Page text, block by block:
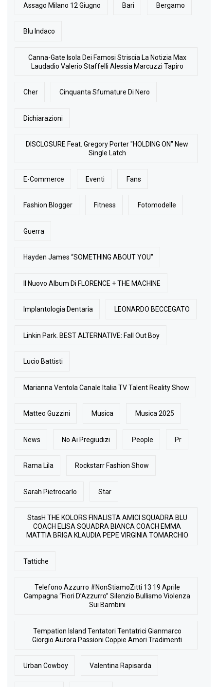
Assago Milano 12 Giugno Bari Bergamo
Blu Indaco
Canna-Gate Isola Dei Famosi Striscia La Notizia Max
Laudadio Valerio Staffelli Alessia Marcuzzi Tapiro
Cher Cinquanta Sfumature Di Nero
Dichiarazioni
DISCLOSURE Feat. Gregory Porter "HOLDING ON" New
Single Latch
E-Commerce Eventi Fans
Fashion Blogger Fitness Fotomodelle
Guerra
Hayden James “SOMETHING ABOUT YOU”
Il Nuovo Album Di FLORENCE + THE MACHINE
Implantologia Dentaria LEONARDO BECCEGATO
Linkin Park. BEST ALTERNATIVE: Fall Out Boy
Lucio Battisti
Marianna Ventola Canale Italia TV Talent Reality Show
Matteo Guzzini Musica Musica 2025
News No Ai Pregiudizi People Pr
Rama Lila Rockstarr Fashion Show
Sarah Pietrocarlo Star
StasH THE KOLORS FINALISTA AMICI SQUADRA BLU
COACH ELISA SQUADRA BIANCA COACH EMMA
MATTIA BRIGA KLAUDIA PEPE VIRGINIA TOMARCHIO
Tattiche
Telefono Azzurro #NonStiamoZitti 13 19 Aprile
Campagna “Fiori D’Azzurro” Silenzio Bullismo Violenza
Sui Bambini
Tempation Island Tentatori Tentatrici Gianmarco
Giorgio Aurora Passioni Coppie Amori Tradimenti
Urban Cowboy Valentina Rapisarda